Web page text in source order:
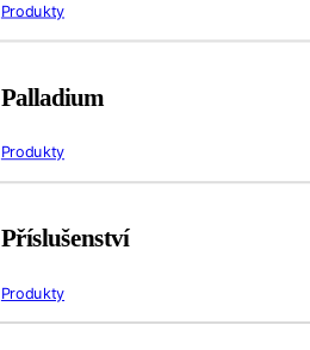
Produkty
Palladium
Produkty
Příslušenství
Produkty